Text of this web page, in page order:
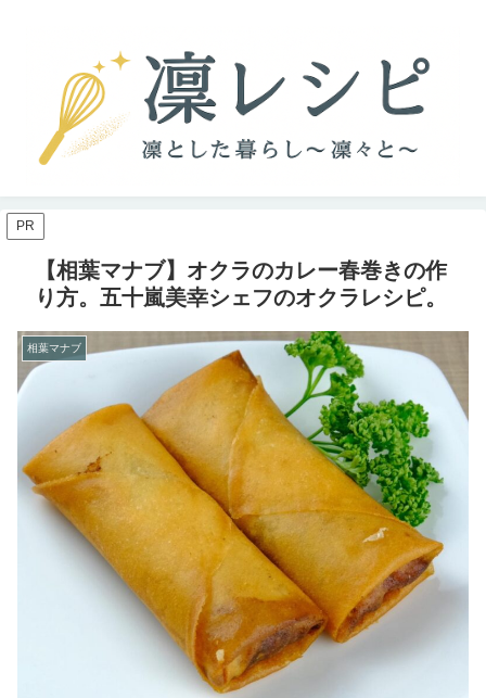
PR
【相葉マナブ】オクラのカレー春巻きの作
り方。五十嵐美幸シェフのオクラレシピ。
相葉マナブ